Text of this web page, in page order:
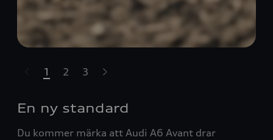
highlights.skipLinkText__
1 2 3
En ny standard
Du kommer märka att Audi A6 Avant drar